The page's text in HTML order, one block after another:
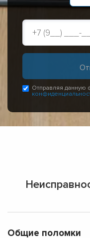
Отправляя данную
Общие поломки